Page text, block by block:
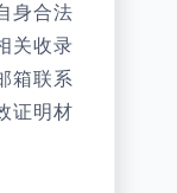
身合法
关收录
箱联系
证明材